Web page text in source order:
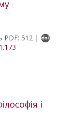
PDF: 512 |
і